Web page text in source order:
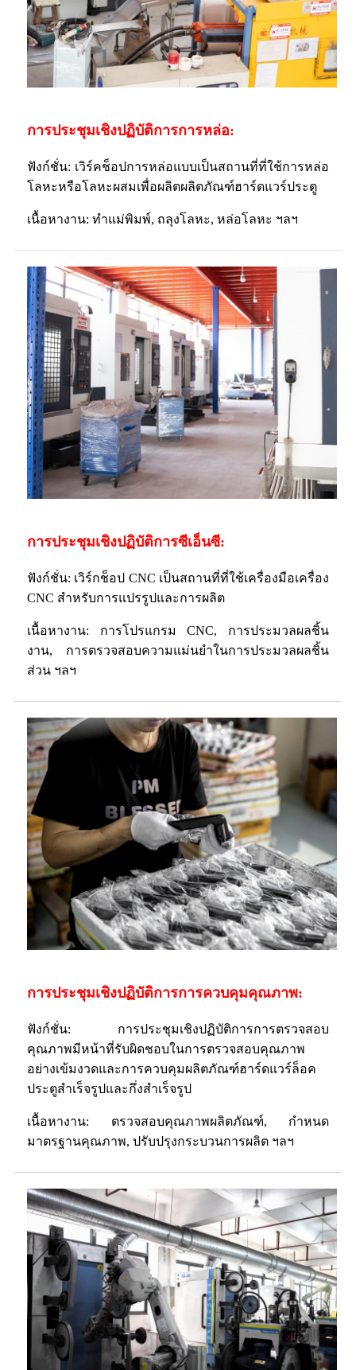
การประชุมเชิงปฏิบัติการการหล่อ:
ฟังก์ชั่น: เวิร์คช็อปการหล่อแบบเป็นสถานที่ที่ใช้การหล่อ
โลหะหรือโลหะผสมเพื่อผลิตผลิตภัณฑ์ฮาร์ดแวร์ประตู
เนื้อหางาน: ทำแม่พิมพ์, ถลุงโลหะ, หล่อโลหะ ฯลฯ
การประชุมเชิงปฏิบัติการซีเอ็นซี:
ฟังก์ชั่น: เวิร์กช็อป CNC เป็นสถานที่ที่ใช้เครื่องมือเครื่อง
CNC สำหรับการแปรรูปและการผลิต
เนื้อหางาน: การโปรแกรม CNC, การประมวลผลชิ้น
งาน, การตรวจสอบความแม่นยำในการประมวลผลชิ้น
ส่วน ฯลฯ
การประชุมเชิงปฏิบัติการการควบคุมคุณภาพ:
ฟังก์ชั่น: การประชุมเชิงปฏิบัติการการตรวจสอบ
คุณภาพมีหน้าที่รับผิดชอบในการตรวจสอบคุณภาพ
อย่างเข้มงวดและการควบคุมผลิตภัณฑ์ฮาร์ดแวร์ล็อค
ประตูสำเร็จรูปและกึ่งสำเร็จรูป
เนื้อหางาน: ตรวจสอบคุณภาพผลิตภัณฑ์, กำหนด
มาตรฐานคุณภาพ, ปรับปรุงกระบวนการผลิต ฯลฯ